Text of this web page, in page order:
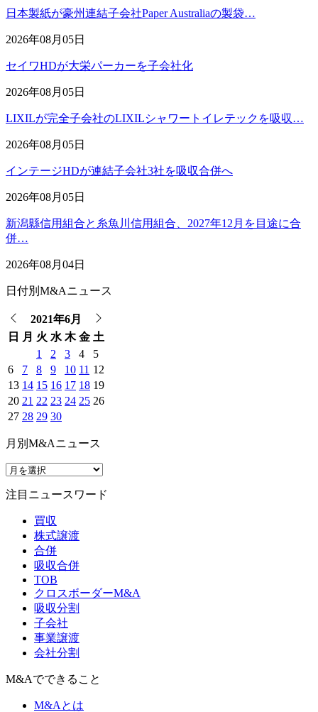
日本製紙が豪州連結子会社Paper Australiaの製袋…
2026年08月05日
セイワHDが大栄パーカーを子会社化
2026年08月05日
LIXILが完全子会社のLIXILシャワートイレテックを吸収…
2026年08月05日
インテージHDが連結子会社3社を吸収合併へ
2026年08月05日
新潟縣信用組合と糸魚川信用組合、2027年12月を目途に合
併…
2026年08月04日
日付別M&Aニュース
2021年6月
日
月 火 水 木 金 土
1
2 3 4
5
6
7 8 9 10 11 12
13 14 15 16 17 18 19
20 21 22 23 24 25 26
27 28 29 30
月別M&Aニュース
注目ニュースワード
買収
株式譲渡
合併
吸収合併
TOB
クロスボーダーM&A
吸収分割
子会社
事業譲渡
会社分割
M&Aでできること
M&Aとは